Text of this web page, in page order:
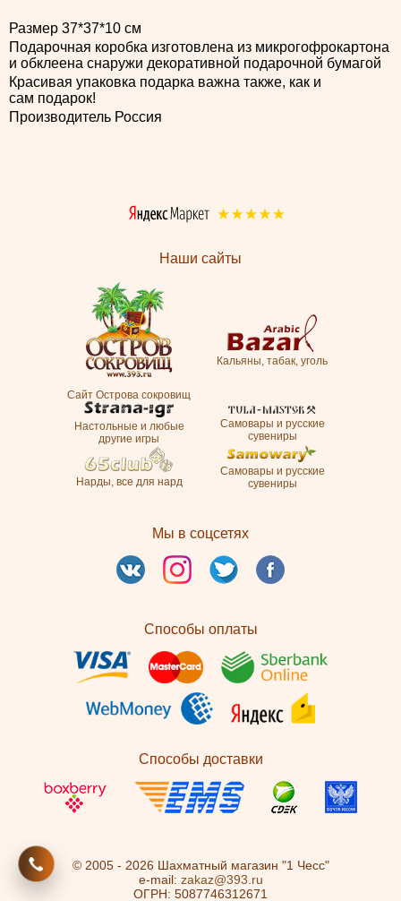
Размер 37*37*10 см
Подарочная коробка изготовлена из микрогофрокартона
и обклеена снаружи декоративной подарочной бумагой
Красивая упаковка подарка важна также, как и
сам подарок!
Производитель Россия
Наши сайты
Сайт Острова сокровищ
Кальяны, табак, уголь
Настольные и любые
другие игры
Самовары и русские
сувениры
Нарды, все для нард
Самовары и русские
сувениры
Мы в соцсетях
Способы оплаты
Способы доставки
© 2005 - 2026 Шахматный магазин "1 Чесс"
e-mail: zakaz@393.ru
ОГРН: 5087746312671